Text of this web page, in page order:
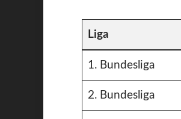
Liga
1. Bundesliga
2. Bundesliga